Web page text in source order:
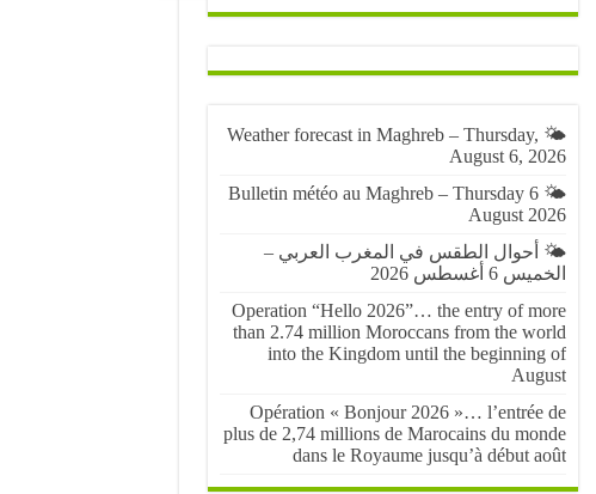
🌤️ Weather forecast in Maghreb – Thursday,
August 6, 2026
🌤️ Bulletin météo au Maghreb – Thursday 6
August 2026
🌤️ أحوال الطقس في المغرب العربي –
الخميس 6 أغسطس 2026
Operation “Hello 2026”… the entry of more
than 2.74 million Moroccans from the world
into the Kingdom until the beginning of
August
Opération « Bonjour 2026 »… l’entrée de
plus de 2,74 millions de Marocains du monde
dans le Royaume jusqu’à début août